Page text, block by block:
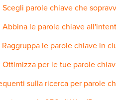
Scegli parole chiave che
Abbina le parole chiave
Raggruppa le parole chiave in
Ottimizza per le tue parole
sulla ricerca per parole